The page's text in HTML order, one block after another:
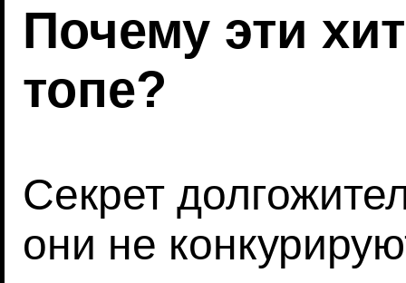
Почему эти
топе?
Секрет
они не